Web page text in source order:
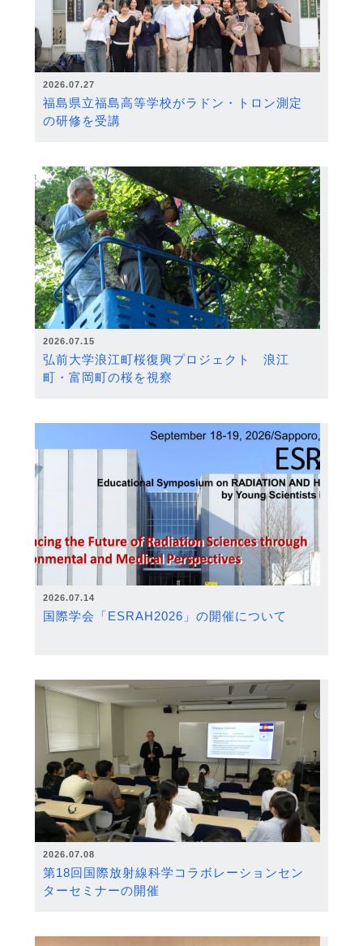
2026.07.27
福島県立福島高等学校がラドン・トロン測定
の研修を受講
2026.07.15
弘前大学浪江町桜復興プロジェクト 浪江
町・富岡町の桜を視察
2026.07.14
国際学会「ESRAH2026」の開催について
2026.07.08
第18回国際放射線科学コラボレーションセン
ターセミナーの開催